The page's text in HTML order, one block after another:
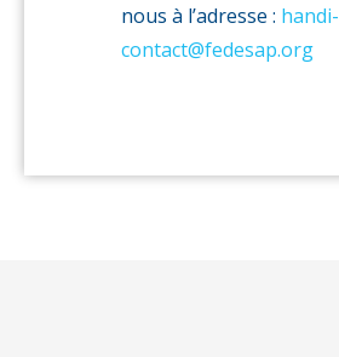
nous à l’adresse : handi-
contact@fedesap.org